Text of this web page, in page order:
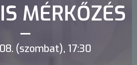
MÉRKŐZÉS
(szombat), 17:30